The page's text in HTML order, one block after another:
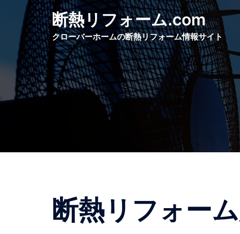
キ
断熱リフォーム.com
クローバーホームの断熱リフォーム情報サイト
断熱リフォー